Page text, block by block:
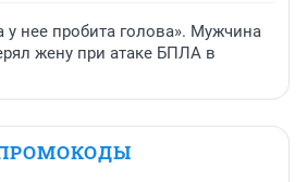
у нее пробита голова». Мужчина
жену при атаке БПЛА в